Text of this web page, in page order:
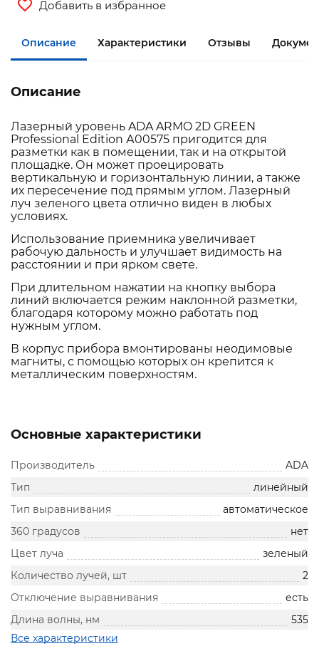
Добавить в избранное
Описание Характеристики Отзывы
Описание
Лазерный уровень ADA ARMO 2D GREEN
Professional Edition А00575 пригодится для
разметки как в помещении, так и на открытой
площадке. Он может проецировать
вертикальную и горизонтальную линии, а также
их пересечение под прямым углом. Лазерный
луч зеленого цвета отлично виден в любых
условиях.
Использование приемника увеличивает
рабочую дальность и улучшает видимость на
расстоянии и при ярком свете.
При длительном нажатии на кнопку выбора
линий включается режим наклонной разметки,
благодаря которому можно работать под
нужным углом.
В корпус прибора вмонтированы неодимовые
магниты, с помощью которых он крепится к
металлическим поверхностям.
Основные характеристики
Производитель
ADA
Тип
линейный
Тип выравнивания
автоматическое
360 градусов
нет
Цвет луча
зеленый
Количество лучей, шт
2
Отключение выравнивания
есть
Длина волны, нм
535
Все характеристики